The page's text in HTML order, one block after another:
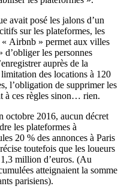
avait posé les jalons d’un
sur les plateformes, les
« Airbnb » permet aux villes
d’obliger les personnes
auprès de la
des locations à 120
l’obligation de supprimer les
à ces règles sinon… rien.
octobre 2016, aucun décret
les plateformes à
20 % des annonces à Paris
toutefois que les loueurs
million d’euros. (Au
atteignaient la somme
parisiens).